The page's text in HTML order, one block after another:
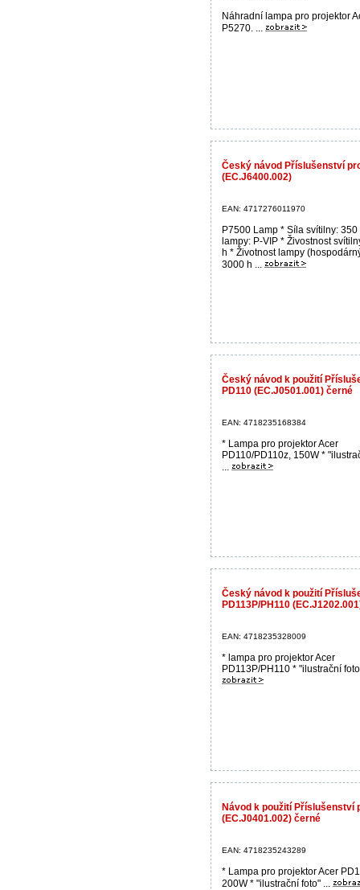
Náhradní lampa pro projektor
P5270. ...
Český návod Příslušenství
(EC.J6400.002)
EAN: 4717276011970
P7500 Lamp * Síla svítilny: 350
lampy: P-VIP * Živostnost
h * Životnost lampy
3000 h ...
Český návod k použití
PD110 (EC.J0501.001) černé
EAN: 4718235168384
* Lampa pro projektor Acer
PD110/PD110z, 150W *
...
Český návod k použití
PD113P/PH110
EAN: 4718235328009
* lampa pro projektor Acer
PD113P/PH110 * "ilustrační
Návod k použití Příslušenství
(EC.J0401.002) černé
EAN: 4718235243289
* Lampa pro projektor Acer
200W * "ilustrační foto" ...